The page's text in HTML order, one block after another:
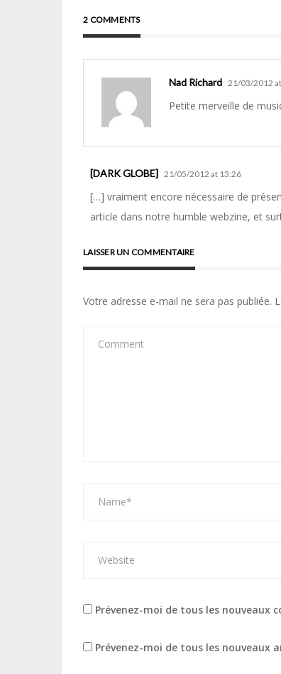
2 COMMENTS
Nad Richard 21/03/2012
Petite merveille de
[DARK GLOBE] 21/05/2012 at 13:26
[…] vraiment encore nécessaire de
article dans notre humble webzine, et
LAISSER UN COMMENTAIRE
Votre adresse e-mail ne sera pas publiée.
Prévenez-moi de tous les nouveaux
Prévenez-moi de tous les nouveaux